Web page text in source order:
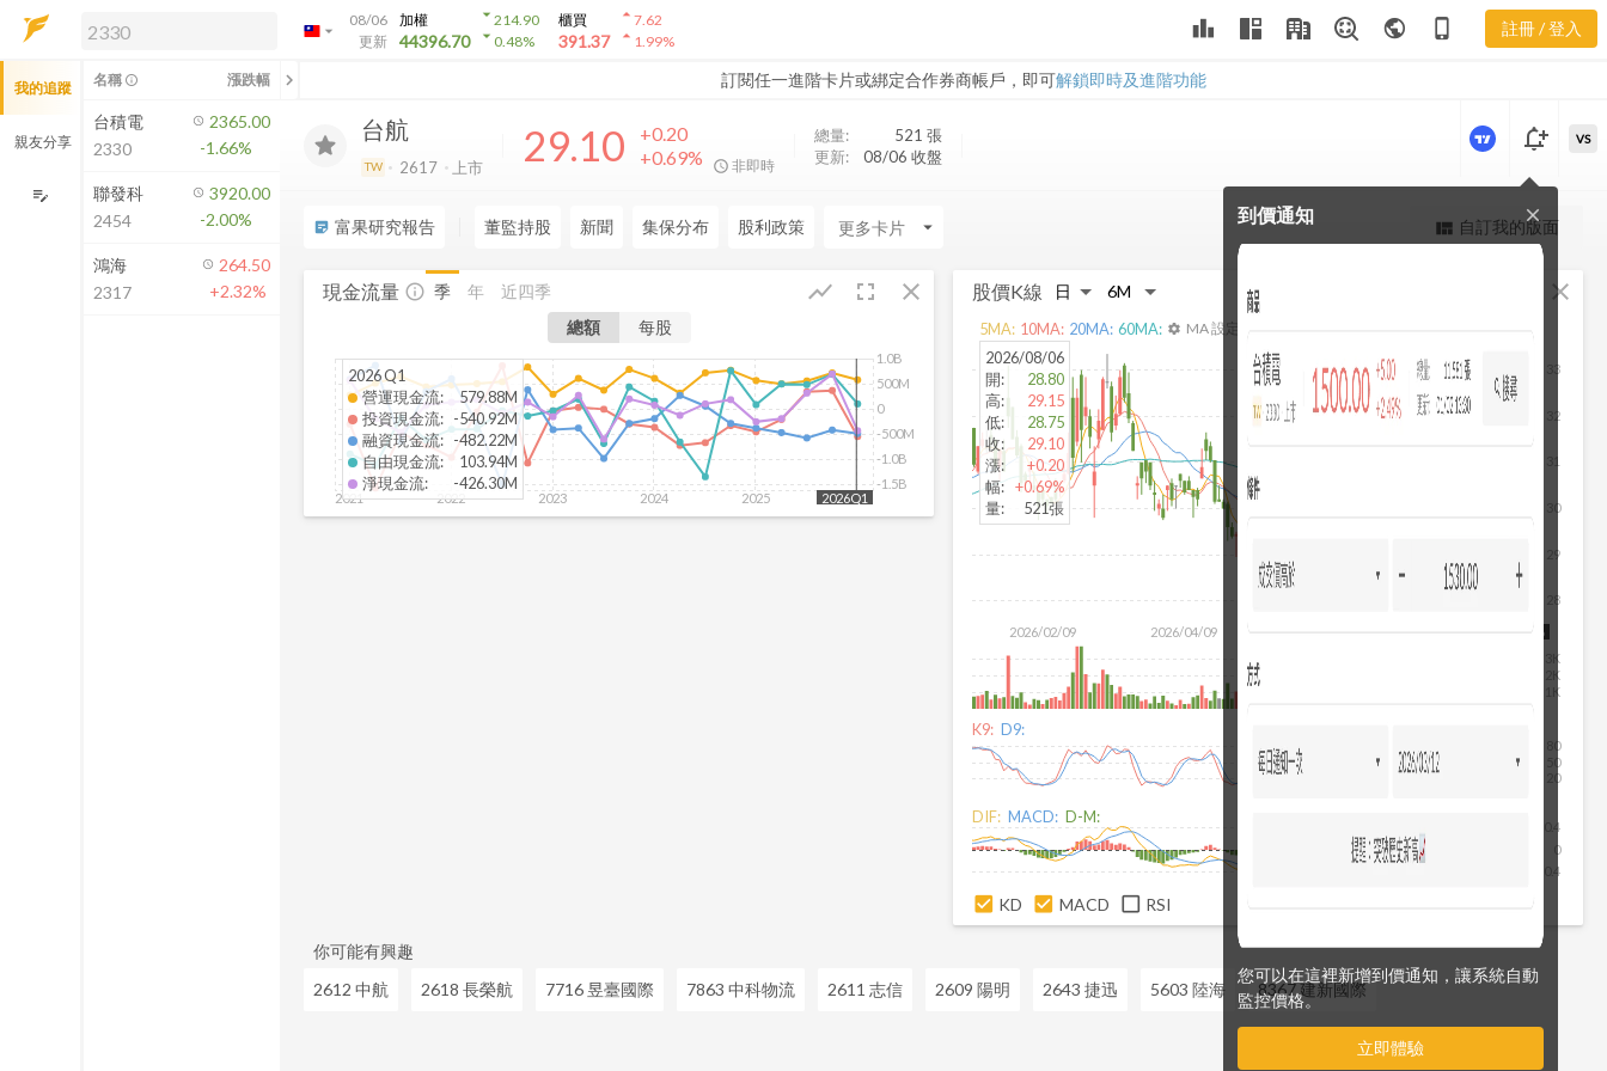
arrow_drop_down
08/06
更新
加權
44396.70
arrow_drop_down214.90
arrow_drop_down0.48%
櫃買
391.37
arrow_drop_up7.62
arrow_drop_up1.99% leaderboard public phone_iphone 註冊 / 登入
訂閱任一進階卡片或綁定合作券商帳戶，即可解鎖即時及進階功能
解鎖即時行情及進階功能
方案」，即可解鎖以下功能：
即時行情
即時市況與排行
成交金額熱力圖
前往方案訂閱
如何綁定合作券商
量
台航
TW 2617 上市 29.10
+0.20
+0.69%
非即時
總量: 521 張
更新:
08/06 收盤
更強大的進階價量圖表
notification_add
到價通知
您可以在這裡新增到價通知，讓系統自動
監控價格。
立即體驗
close
VS
sticky_note_2 富果研究報告 董監持股 新聞 集保分布 股利政策 arrow_drop_down view_quilt 自訂我的版面
現金流量 fullscreen close
show_chart
info_outline 季 年
近四季
總額
每股
2021 2022 2023 2024 2025 2026
-1.5B
-1.0B
-500M
0
500M
1.0B
2026Q1
2026 Q1
營運現金流:
579.88M
投資現金流: -540.92M
融資現金流: -482.22M
自由現金流:
103.94M
淨現金流: -426.30M
股價K線 close
2026/02/09 2026/04/09
28
29
30
31
32
33
2026/08/06
1K
2K
3K
2026/08/06
開:
28.80
高:
29.15
低:
28.75
收:
29.10
漲:
+0.20
幅: +0.69%
量: 521張
5MA: 10MA: 20MA: 60MA: settings MA 設定
K9: D9:
20
50
80
DIF: MACD: D-M:
-0.4
0
0.4
KD MACD RSI
你可能有興趣
2612 中航
2618 長榮航 7716 昱臺國際 7863 中科物流 2611 志信 2609 陽明 2643 捷迅 5603 陸海 8367 建新國際
我的追蹤
親友分享
edit_note
名稱 info_outline 漲跌幅 chevron_left
台積電
2330
2365.00
-1.66%
聯發科
2454
3920.00
-2.00%
鴻海
2317
264.50
+2.32%